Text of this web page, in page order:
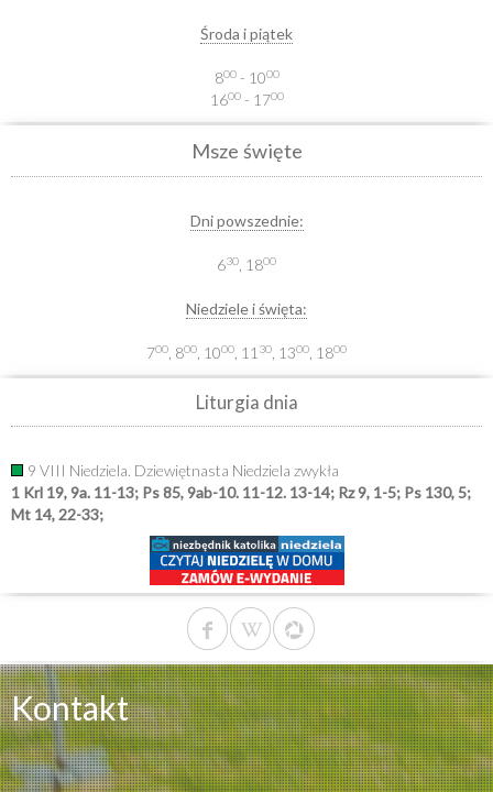
Środa i piątek
800- 1000
1600- 1700
Msze święte
Dni powszednie:
630 , 1800
Niedziele i święta:
700 , 800 , 1000 , 11 30 , 1300 , 1800
Liturgia dnia
9 VIII Niedziela. Dziewiętnasta Niedziela zwykła
1 Krl 19, 9a. 11-13; Ps 85, 9ab-10. 11-12. 13-14; Rz 9, 1-5; Ps 130, 5;
Mt 14, 22-33;
Kontakt